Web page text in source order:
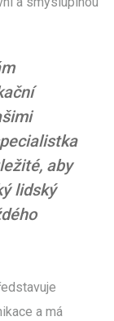
aby
lidský
a má